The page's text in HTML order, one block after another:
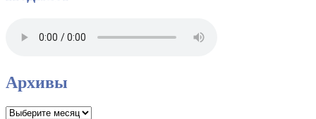
Архивы
Архивы